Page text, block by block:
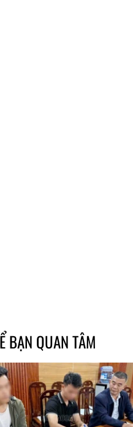
BẠN QUAN TÂM